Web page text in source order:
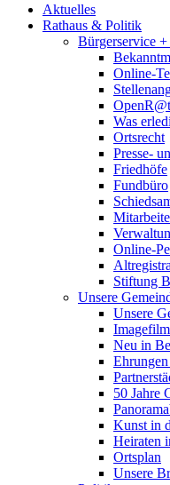
Aktuelles
Rathaus & Politik
Bürgerservice
Online-
Was
Ortsrecht
Presse-
Friedhöfe
Fundbüro
Online-
Stiftung
Unsere
Unsere
Imagefilm
Neu in
50 Jahre
Kunst in
Heiraten
Ortsplan
Unsere